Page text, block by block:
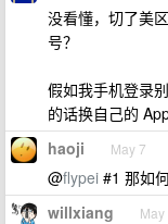
没看懂，切了美
号？
假如我手机登录
的话换自己的
haoji May 7
@flypei #1 那如
willxiang May